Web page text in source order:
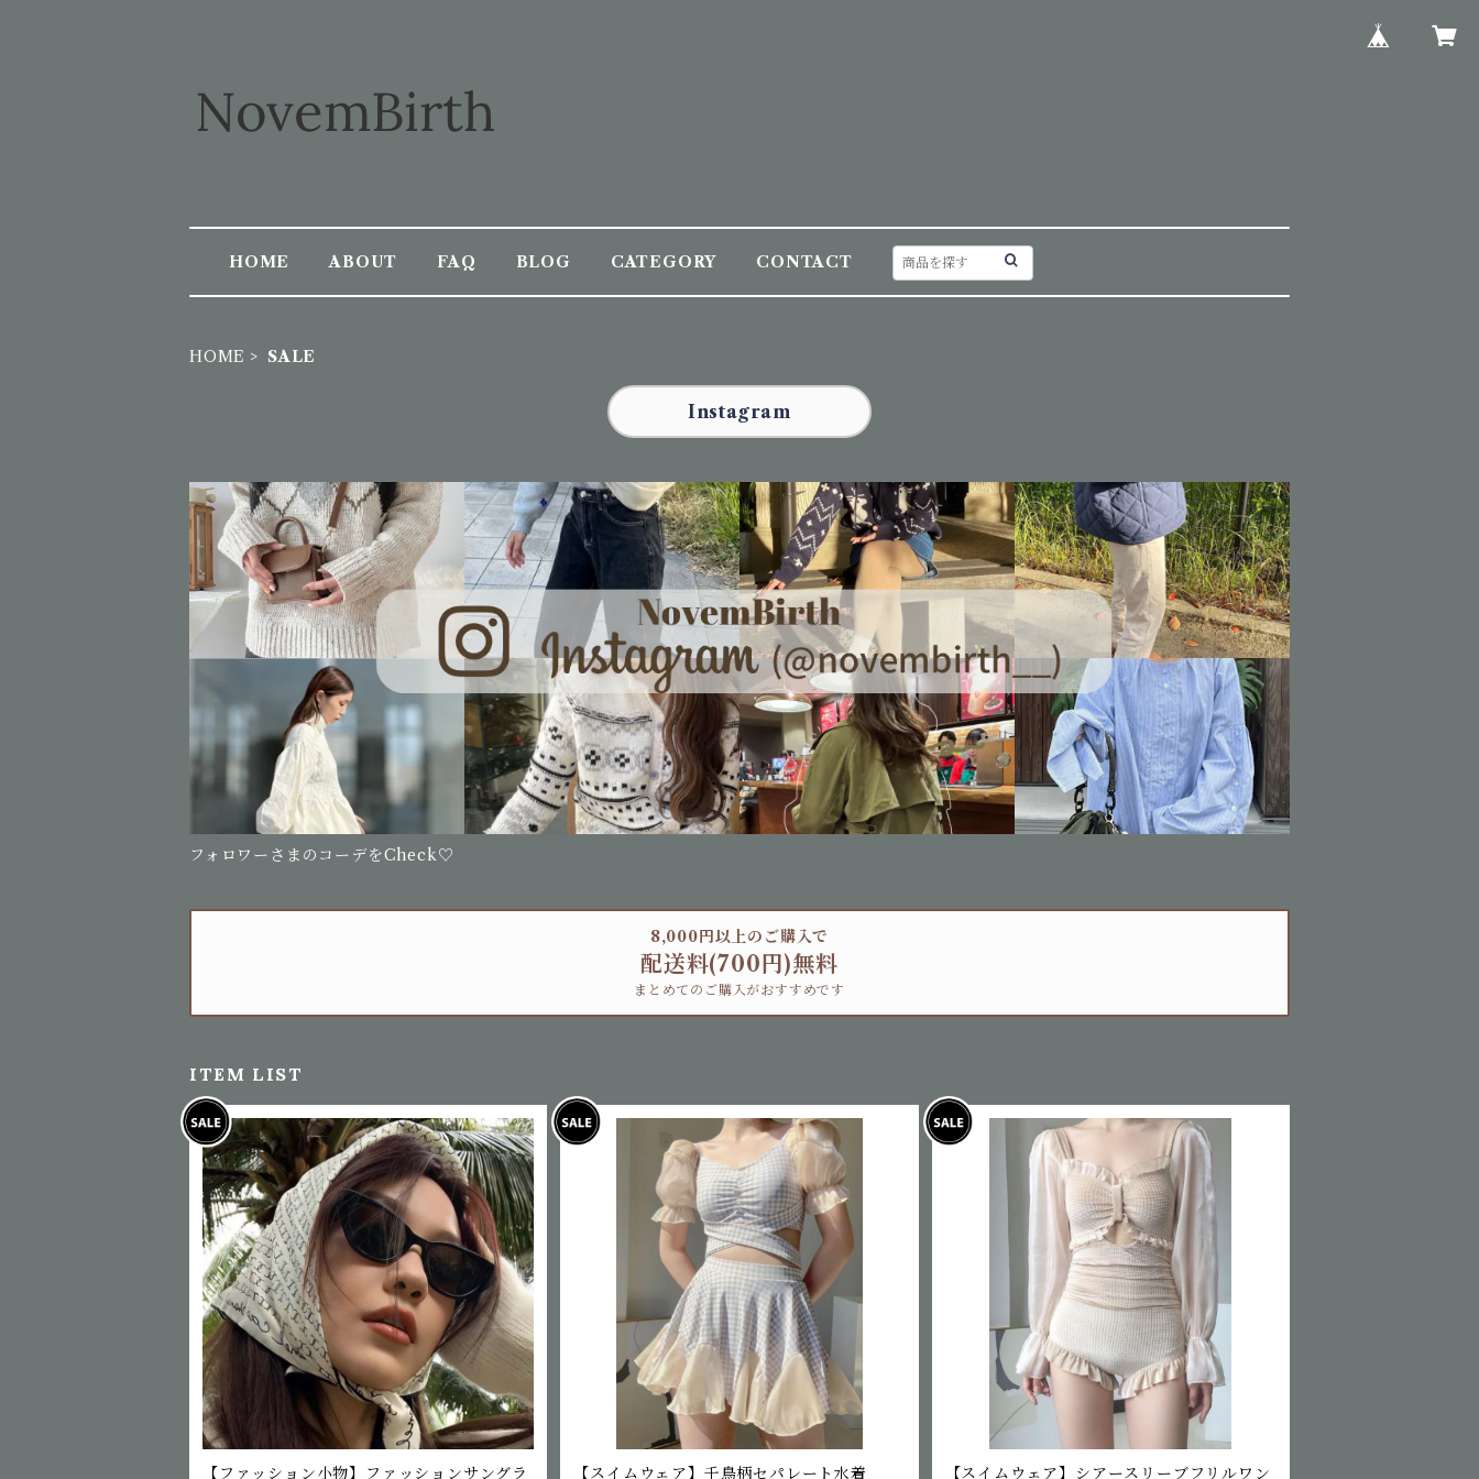
HOME ABOUT FAQ BLOG CATEGORY CONTACT
HOME SALE
Instagram
フォロワーさまのコーデをCheck♡
8,000円以上のご購入で
配送料(700円)無料
まとめてのご購入がおすすめです
ITEM LIST
【ファッション小物】ファッションサングラ
【スイムウェア】千鳥柄セパレート水着
【スイムウェア】シアースリーブフリルワン